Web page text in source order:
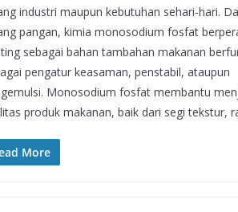
industri maupun kebutuhan sehari-hari.
pangan, kimia monosodium fosfat
sebagai bahan tambahan makanan
pengatur keasaman, penstabil, ataupun
Monosodium fosfat membantu
produk makanan, baik dari segi tekstur,
More